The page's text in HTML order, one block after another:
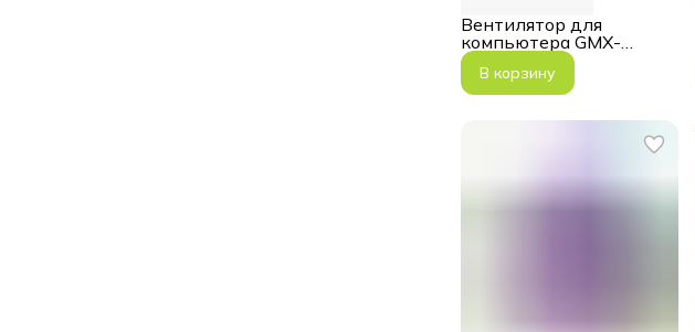
Вентилятор для
компьютера GMX-
WFWT 120мм
В корзину